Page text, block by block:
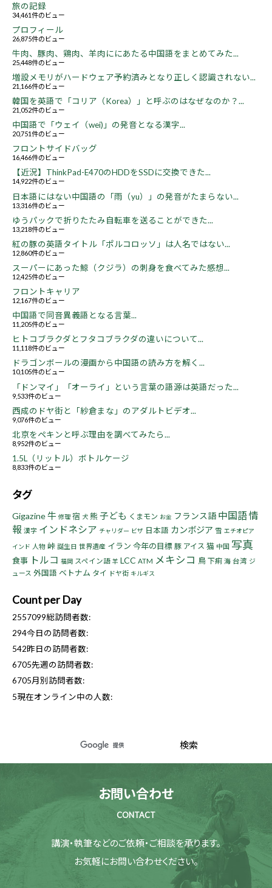
旅の記録
34,461件のビュー
プロフィール
26,875件のビュー
牛肉、豚肉、鶏肉、羊肉ににあたる中国語をまとめてみた...
25,448件のビュー
増設メモリがハードウェア予約済みとなり正しく認識されない...
21,166件のビュー
韓国を英語で「コリア（Korea）」と呼ぶのはなぜなのか？...
21,052件のビュー
中国語で「ウェイ（wei)」の発音となる漢字...
20,751件のビュー
フロントサイドバッグ
16,466件のビュー
【近況】ThinkPad-E470のHDDをSSDに交換できた...
14,922件のビュー
日本語にはない中国語の「雨（yu）」の発音がたまらない...
13,316件のビュー
ゆうパックで折りたたみ自転車を送ることができた...
13,218件のビュー
紅の豚の英語タイトル「ポルコロッソ」は人名ではない...
12,860件のビュー
スーパーにあった鯨（クジラ）の刺身を食べてみた感想...
12,425件のビュー
フロントキャリア
12,167件のビュー
中国語で同音異義語となる言葉...
11,205件のビュー
ヒトコブラクダとフタコブラクダの違いについて...
11,118件のビュー
ドラゴンボールの漫画から中国語の読み方を解く...
10,105件のビュー
「ドンマイ」「オーライ」という言葉の語源は英語だった...
9,533件のビュー
西成のドヤ街と「紗倉まな」のアダルトビデオ...
9,076件のビュー
北京をペキンと呼ぶ理由を調べてみたら...
8,952件のビュー
1.5L（リットル）ボトルケージ
8,833件のビュー
タグ
Gigazine牛 修理 宿 犬 熊子ども くまモン お金 フランス語 中国語情
報 漢字 インドネシア チャリダー ビザ 日本語 カンボジア 雪 エチオピア
インド 人物 峠 誕生日 世界遺産 イラン 今年の目標 豚 アイス 猫 中国 写真
食事 トルコ 福岡 スペイン語 羊 LCC ATM メキシコ 鳥 下痢 海 台湾 ジ
ュース 外国語 ベトナム タイ ドヤ街 キルギス
Count per Day
2557099総訪問者数:
294今日の訪問者数:
542昨日の訪問者数:
6705先週の訪問者数:
6705月別訪問者数:
5現在オンライン中の人数:
お問い合わせ
CONTACT
講演・執筆などのご依頼・ご相談を承ります。
お気軽にお問い合わせください。